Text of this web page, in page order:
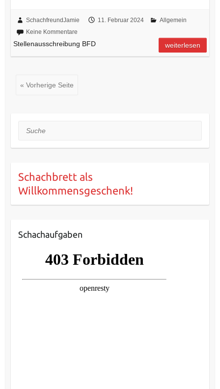
SchachfreundJamie 11. Februar 2024
Allgemein
Keine Kommentare
Stellenausschreibung BFD weiterlesen
« Vorherige Seite
Suche
Schachbrett als
Willkommensgeschenk!
Schachaufgaben